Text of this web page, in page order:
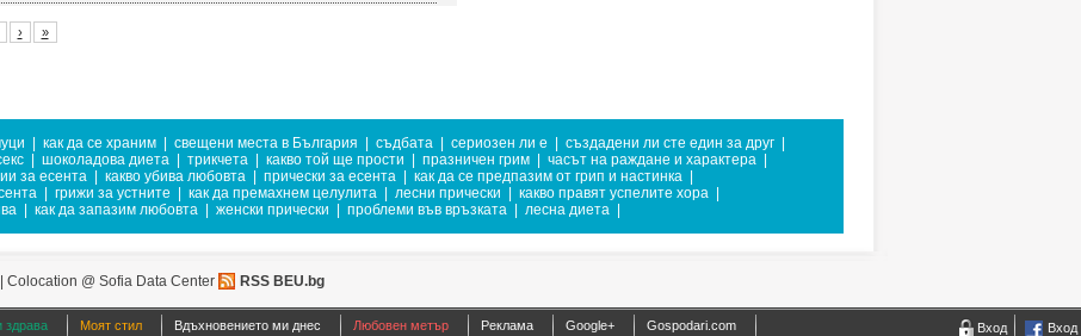
› »
| как да се храним | свещени места в България | съдбата | сериозен ли е | създадени ли сте един за друг |
| шоколадова диета | трикчета | какво той ще прости | празничен грим | часът на раждане и характера |
за есента | какво убива любовта | прически за есента | как да се предпазим от грип и настинка |
| грижи за устните | как да премахнем целулита | лесни прически | какво правят успелите хора |
| как да запазим любовта | женски прически | проблеми във връзката | лесна диета |
Colocation @ Sofia Data Center RSS BEU.bg
здрава Моят стил Вдъхновението ми днес Любовен метър Реклама Google+ Gospodari.com Вход Вход